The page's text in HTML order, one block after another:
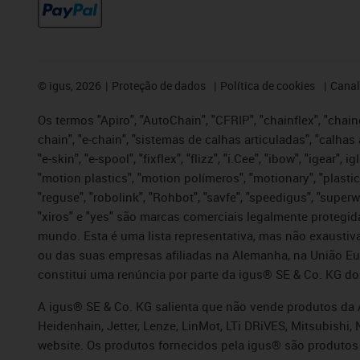
© igus, 2026 Proteção de dados Política de cookies
Os termos "Apiro", "AutoChain", "CFRIP", "chainflex",
chain", "e-chain", "sistemas de calhas articuladas",
"e-skin", "e-spool", "fixflex", "flizz", "i.Cee", "ibow", "igear",
"motion plastics", "motion polímeros", "motionary",
"reguse", "robolink", "Rohbot", "savfe", "speedigus",
"xiros" e "yes" são marcas comerciais legalmente
mundo. Esta é uma lista representativa, mas não
ou das suas empresas afiliadas na Alemanha, na União
constitui uma renúncia por parte da igus® SE & Co. KG
A igus® SE & Co. KG salienta que não vende produtos da
Heidenhain, Jetter, Lenze, LinMot, LTi DRiVES,
website. Os produtos fornecidos pela igus® são produtos